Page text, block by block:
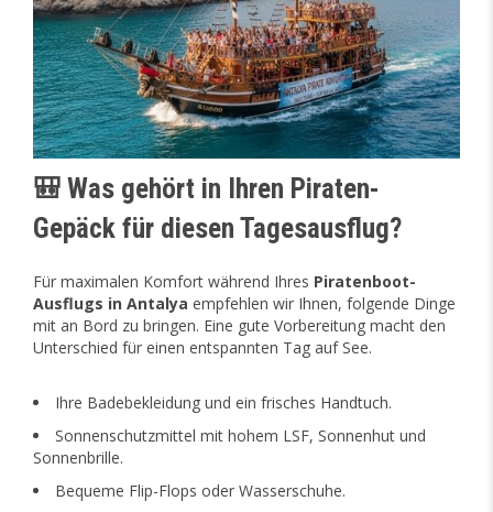
🎒 Was gehört in Ihren Piraten-
Gepäck für diesen Tagesausflug?
Für maximalen Komfort während Ihres Piratenboot-
Ausflugs in Antalya empfehlen wir Ihnen, folgende Dinge
mit an Bord zu bringen. Eine gute Vorbereitung macht den
Unterschied für einen entspannten Tag auf See.
Ihre Badebekleidung und ein frisches Handtuch.
Sonnenschutzmittel mit hohem LSF, Sonnenhut und
Sonnenbrille.
Bequeme Flip-Flops oder Wasserschuhe.